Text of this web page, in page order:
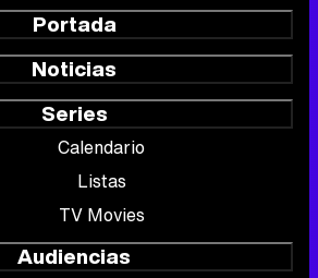
Portada
Noticias
Series
Calendario
Listas
TV Movies
Audiencias